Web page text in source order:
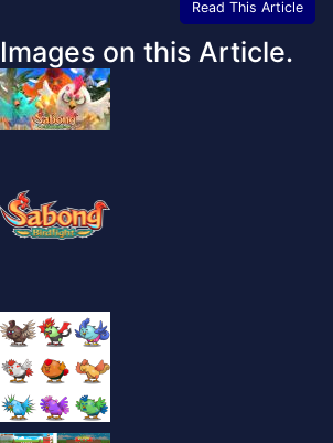
Read This Article
Images on this Article.